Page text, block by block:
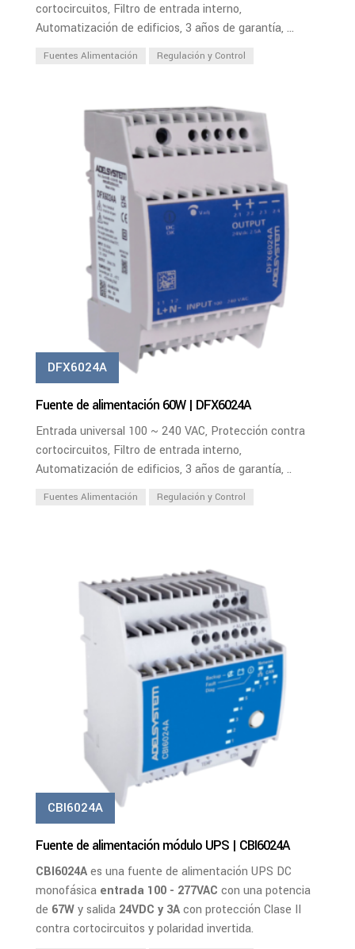
cortocircuitos, Filtro de entrada interno,
Automatización de edificios, 3 años de garantía, ...
Fuentes Alimentación Regulación y Control
DFX6024A
Ver Más
Fuente de alimentación 60W | DFX6024A
Entrada universal 100 ~ 240 VAC, Protección contra
cortocircuitos, Filtro de entrada interno,
Automatización de edificios, 3 años de garantía, ..
Fuentes Alimentación Regulación y Control
CBI6024A
Ver Más
Fuente de alimentación módulo UPS | CBI6024A
CBI6024Aes una fuente de alimentación UPS DC
monofásicaentrada 100 - 277VAC con una potencia
de 67Wy salida 24VDC y 3Acon protección Clase II
contra cortocircuitos y polaridad invertida.